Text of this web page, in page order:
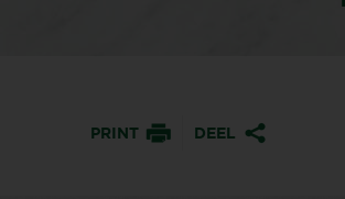
PRINT DEEL